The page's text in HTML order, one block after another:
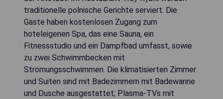
traditionelle polnische Gerichte serviert. Die
Gäste haben kostenlosen Zugang zum
hoteleigenen Spa, das eine Sauna, ein
Fitnessstudio und ein Dampfbad umfasst, sowie
zu zwei Schwimmbecken mit
Strömungsschwimmen. Die klimatisierten Zimmer
und Suiten sind mit Badezimmern mit Badewanne
und Dusche ausgestattet; Plasma-TVs mit